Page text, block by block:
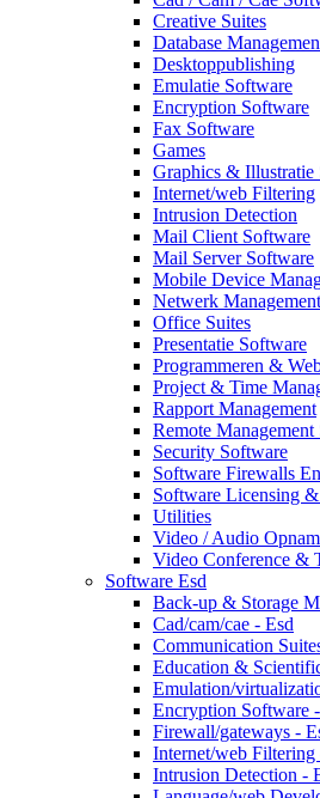
Creative Suites
Database
Desktoppublishing
Emulatie Software
Encryption Software
Fax Software
Games
Graphics & Illustratie
Internet/web Filtering
Intrusion Detection
Mail Client Software
Mail Server Software
Mobile Device
Netwerk Management
Office Suites
Presentatie Software
Programmeren &
Project & Time
Rapport Management
Remote
Security Software
Software Firewalls
Software Licensing
Utilities
Video / Audio
Video Conference &
Software Esd
Back-up & Storage
Cad/cam/cae - Esd
Communication
Education &
Emulation/
Encryption Software
Firewall/gateways -
Internet/web Filtering
Intrusion Detection -